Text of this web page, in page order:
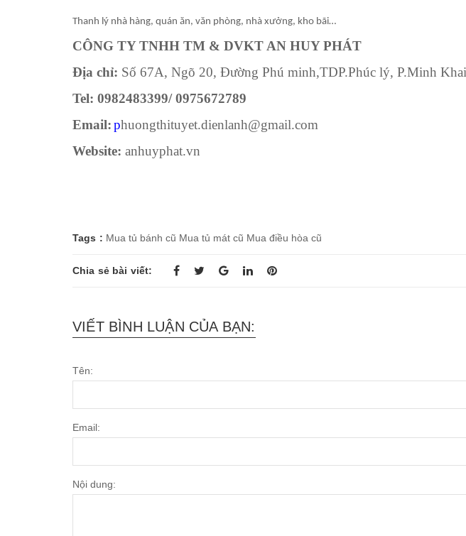
Thanh lý nhà hàng, quán ăn, văn phòng, nhà xưởng, kho bãi…
CÔNG TY TNHH TM & DVKT AN HUY PHÁT
Địa chỉ: Số 67A, Ngõ 20, Đường Phú minh,TDP.Phúc lý, P.Minh
Tel: 0982483399/ 0975672789
Email:phuongthituyet.dienlanh@gmail.com
Website: anhuyphat.vn
Tags : Mua tủ bánh cũ Mua tủ mát cũ Mua điều hòa cũ
Chia sẻ bài viết:
VIẾT BÌNH LUẬN CỦA BẠN:
Tên:
Email:
Nội dung: